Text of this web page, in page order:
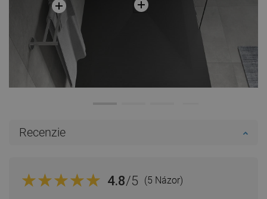
Recenzie
4.8/5 (5 Názor)